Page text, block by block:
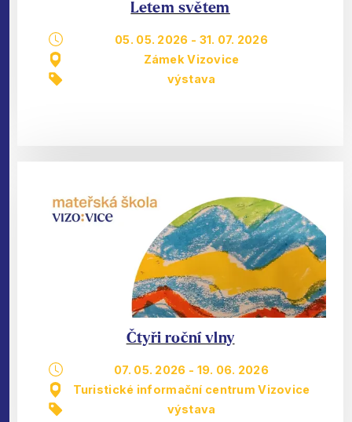
Letem světem
05. 05. 2026 - 31. 07. 2026
Zámek Vizovice
výstava
Čtyři roční vlny
07. 05. 2026 - 19. 06. 2026
Turistické informační centrum Vizovice
výstava